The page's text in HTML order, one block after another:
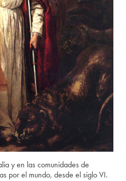
y en las comunidades de
por el mundo, desde el siglo VI.